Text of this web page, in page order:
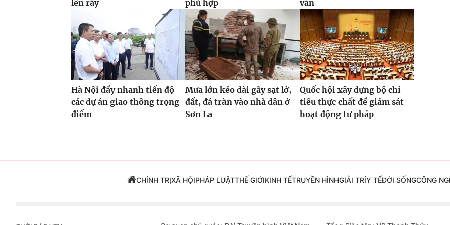
lên rẫy
phù hợp
văn
Hà Nội đẩy nhanh tiến độ
các dự án giao thông trọng
điểm
Mưa lớn kéo dài gây sạt lở,
đất, đá tràn vào nhà dân ở
Sơn La
Quốc hội xây dựng bộ chỉ
tiêu thực chất để giám sát
hoạt động tư pháp
CHÍNH TRỊXÃ HỘIPHÁP LUẬTTHẾ GIỚIKINH TẾTRUYỀN HÌNHGIẢI TRÍY TẾĐỜI SỐNGCÔNG